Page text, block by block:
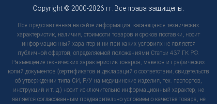
Copyright © 2000-2026 гг. Все права защищены.
Вся представленная на сайте информация, касающаяся технических
характеристик, наличия, стоимости товаров и сроков поставки, носит
информационный характер и ни при каких условиях не является
публичной офертой, определяемой положениями Статьи 437 ГК РФ.
Размещение технических характеристик товаров, макетов и графических
копий документов (сертификатов и деклараций о соответствии, свидетельств
об утверждении типа СИ, Р/У на медицинские изделия, тех. паспортов,
инструкций и т. д.) носит исключительно информационный характер, не
является согласованным предварительно условием о качестве товара, не